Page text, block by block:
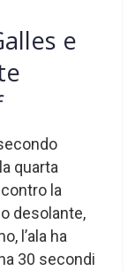
e
la quarta
la
desolante,
l’ala ha
30 secondi